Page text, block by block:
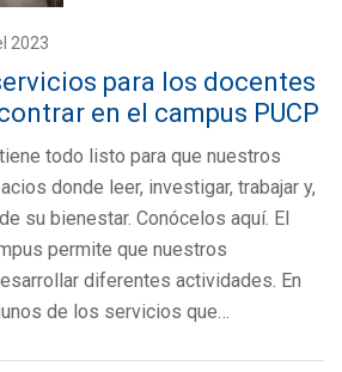
2023
para los docentes
en el campus PUCP
todo listo para que nuestros
donde leer, investigar, trabajar y,
su bienestar. Conócelos aquí. El
permite que nuestros
diferentes actividades. En
de los servicios que…